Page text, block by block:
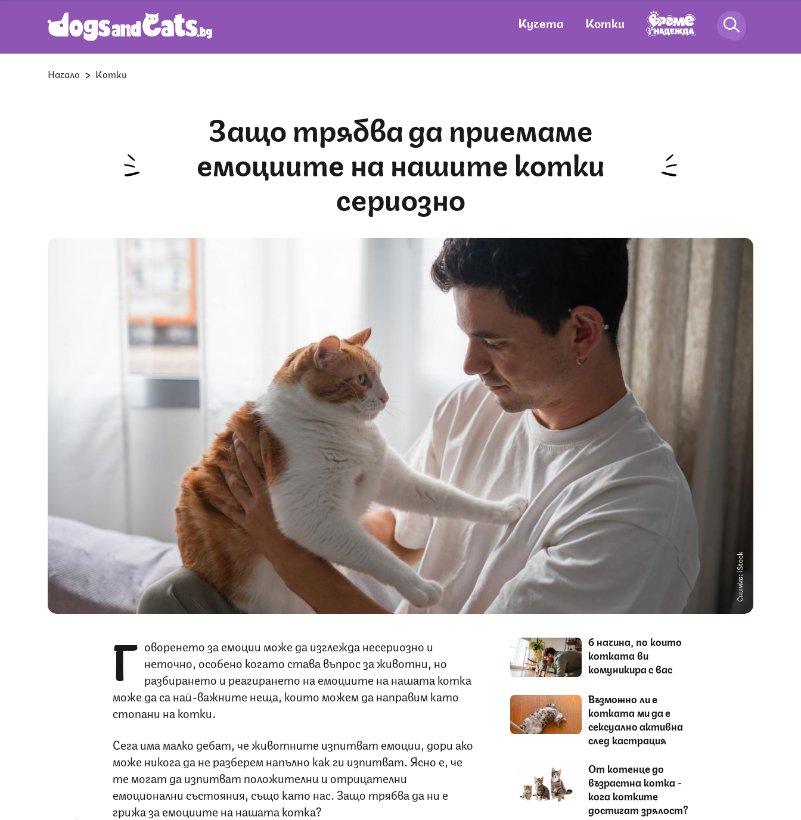
Кучета Котки
Начало Котки
Защо трябва да приемаме
емоциите на нашите котки
сериозно
Снимка: iStock
Г оворенето за емоции може да изглежда несериозно и
неточно, особено когато става въпрос за животни, но
разбирането и реагирането на емоциите на нашата котка
може да са най-важните неща, които можем да направим като
стопани на котки.
Сега има малко дебат, че животните изпитват емоции, дори ако
може никога да не разберем напълно как ги изпитват. Ясно е, че
те могат да изпитват положителни и отрицателни
емоционални състояния, също като нас. Защо трябва да ни е
грижа за емоциите на нашата котка?
6 начина, по които
котката ви
комуникира с вас
Възможно ли е
котката ми да е
сексуално активна
след кастрация
От котенце до
възрастна котка -
кога котките
достигат зрялост?